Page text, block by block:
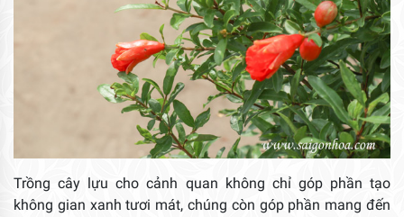
Trồng cây lựu cho cảnh quan không chỉ góp phần tạo
không gian xanh tươi mát, chúng còn góp phần mang đến